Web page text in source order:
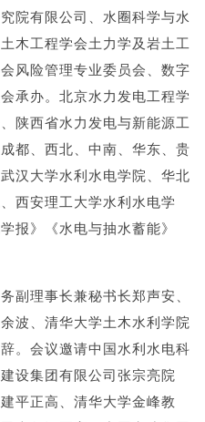
院有限公司、水圈科学与水
木工程学会土力学及岩土工
风险管理专业委员会、数字
承办。北京水力发电工程学
陕西省水力发电与新能源工
都、西北、中南、华东、贵
汉大学水利水电学院、华北
西安理工大学水利水电学
报》《水电与抽水蓄能》
副理事长兼秘书长郑声安、
波、清华大学土木水利学院
。会议邀请中国水利水电科
设集团有限公司张宗亮院
平正高、清华大学金峰教